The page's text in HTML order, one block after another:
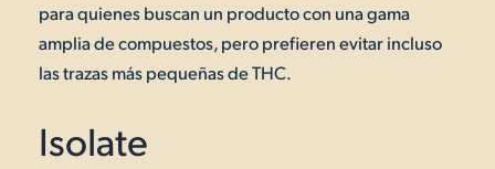
para quienes buscan un producto con una gama
amplia de compuestos, pero prefieren evitar incluso
las trazas más pequeñas de THC.
Isolate